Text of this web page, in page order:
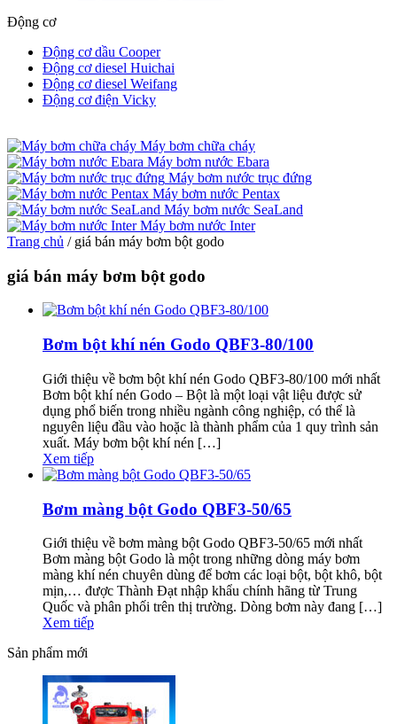
Động cơ
Động cơ dầu Cooper
Động cơ diesel Huichai
Động cơ diesel Weifang
Động cơ điện Vicky
Máy bơm chữa cháy
Máy bơm nước Ebara
Máy bơm nước trục đứng
Máy bơm nước Pentax
Máy bơm nước SeaLand
Máy bơm nước Inter
Trang chủ / giá bán máy bơm bột godo
giá bán máy bơm bột godo
Bơm bột khí nén Godo QBF3-80/100
Giới thiệu về bơm bột khí nén Godo QBF3-80/100 mới nhất
Bơm bột khí nén Godo – Bột là một loại vật liệu được sử
dụng phổ biến trong nhiều ngành công nghiệp, có thể là
nguyên liệu đầu vào hoặc là thành phẩm của 1 quy trình sản
xuất. Máy bơm bột khí nén […]
Xem tiếp
Bơm màng bột Godo QBF3-50/65
Giới thiệu về bơm màng bột Godo QBF3-50/65 mới nhất
Bơm màng bột Godo là một trong những dòng máy bơm
màng khí nén chuyên dùng để bơm các loại bột, bột khô, bột
mịn,… được Thành Đạt nhập khẩu chính hãng từ Trung
Quốc và phân phối trên thị trường. Dòng bơm này đang […]
Xem tiếp
Sản phẩm mới